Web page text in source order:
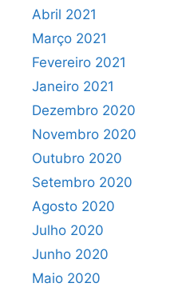
Abril 2021
Março 2021
Fevereiro 2021
Janeiro 2021
Dezembro 2020
Novembro 2020
Outubro 2020
Setembro 2020
Agosto 2020
Julho 2020
Junho 2020
Maio 2020